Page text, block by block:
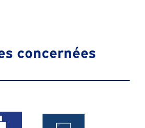
concernées